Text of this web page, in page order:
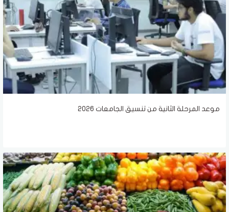
موعد المرحلة الثانية من تنسيق الجامعات 2026